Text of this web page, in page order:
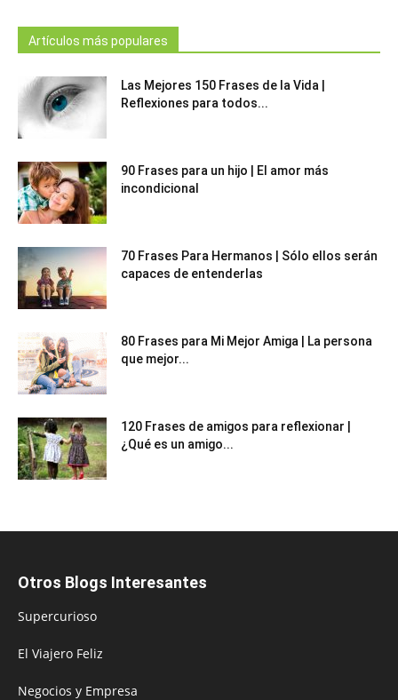
Artículos más populares
Las Mejores 150 Frases de la Vida |
Reflexiones para todos...
90 Frases para un hijo | El amor más
incondicional
70 Frases Para Hermanos | Sólo ellos serán
capaces de entenderlas
80 Frases para Mi Mejor Amiga | La persona
que mejor...
120 Frases de amigos para reflexionar |
¿Qué es un amigo...
Otros Blogs Interesantes
Supercurioso
El Viajero Feliz
Negocios y Empresa